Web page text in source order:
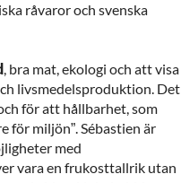
råvaror och svenska
, bra mat, ekologi och att visa
livsmedelsproduktion. Det
för att hållbarhet, som
för miljön”. Sébastien är
med
vara en frukosttallrik utan